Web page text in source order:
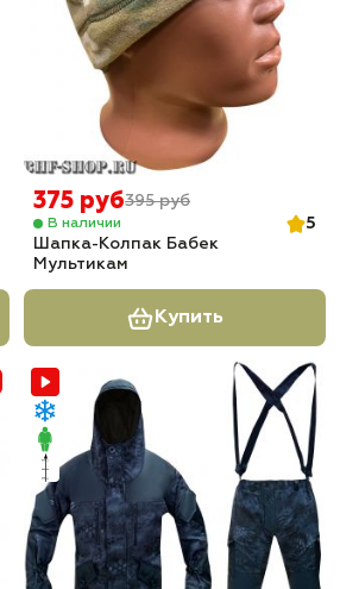
375 руб395 руб
В наличии
5
Шапка-Колпак Бабек
Мультикам
Купить